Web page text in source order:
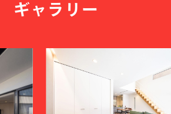
ギャラリー